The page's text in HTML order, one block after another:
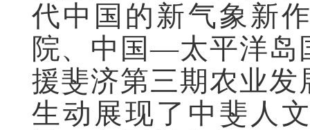
代中国的新气象新
院、中国—太平洋岛
援斐济第三期农业
生动展现了中斐人